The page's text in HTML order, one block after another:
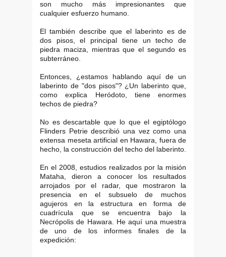
son mucho más impresionantes que
cualquier esfuerzo humano.
El también describe que el laberinto es de
dos pisos, el principal tiene un techo de
piedra maciza, mientras que el segundo es
subterráneo.
Entonces, ¿estamos hablando aquí de un
laberinto de "dos pisos"? ¿Un laberinto que,
como explica Heródoto, tiene enormes
techos de piedra?
No es descartable que lo que el egiptólogo
Flinders Petrie describió una vez como una
extensa meseta artificial en Hawara, fuera de
hecho, la construcción del techo del laberinto.
En el 2008, estudios realizados por la misión
Mataha, dieron a conocer los resultados
arrojados por el radar, que mostraron la
presencia en el subsuelo de muchos
agujeros en la estructura en forma de
cuadrícula que se encuentra bajo la
Necrópolis de Hawara. He aquí una muestra
de uno de los informes finales de la
expedición: